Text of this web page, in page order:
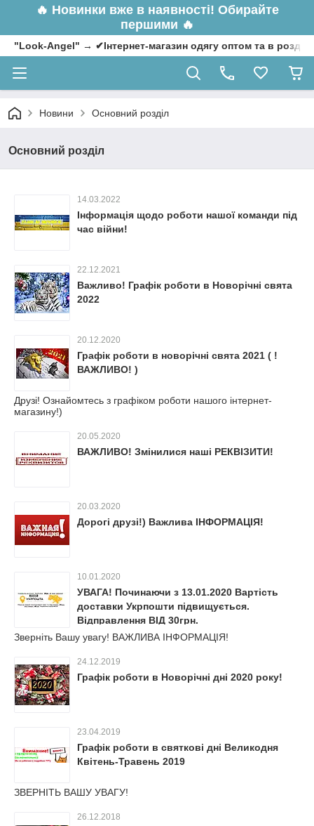
🔥 Новинки вже в наявності! Обирайте
першими 🔥
"Look-Angel" → ✔Інтернет-магазин одягу оптом та в
Новини Основний розділ
Основний розділ
14.03.2022
Інформація щодо роботи нашої команди під
час війни!
22.12.2021
Важливо! Графік роботи в Новорічні свята
2022
20.12.2020
Графік роботи в новорічні свята 2021 ( !
ВАЖЛИВО! )
Друзі! Ознайомтесь з графіком роботи нашого інтернет-
магазину!)
20.05.2020
ВАЖЛИВО! Змінилися наші РЕКВІЗИТИ!
20.03.2020
Дорогі друзі!) Важлива ІНФОРМАЦІЯ!
10.01.2020
УВАГА! Починаючи з 13.01.2020 Вартість
доставки Укрпошти підвищується.
Відправлення ВІД 30грн.
Зверніть Вашу увагу! ВАЖЛИВА ІНФОРМАЦІЯ!
24.12.2019
Графік роботи в Новорічні дні 2020 року!
23.04.2019
Графік роботи в святкові дні Великодня
Квітень-Травень 2019
ЗВЕРНІТЬ ВАШУ УВАГУ!
26.12.2018